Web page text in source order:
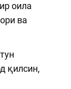
оила
ва
қилсин,